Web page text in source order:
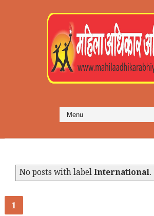
No posts with label International.
1